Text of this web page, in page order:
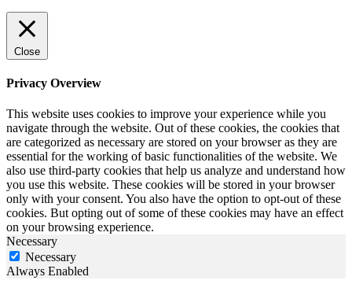
Close
Privacy Overview
This website uses cookies to improve your experience while you
navigate through the website. Out of these cookies, the cookies that
are categorized as necessary are stored on your browser as they are
essential for the working of basic functionalities of the website. We
also use third-party cookies that help us analyze and understand how
you use this website. These cookies will be stored in your browser
only with your consent. You also have the option to opt-out of these
cookies. But opting out of some of these cookies may have an effect
on your browsing experience.
Necessary
Necessary
Always Enabled